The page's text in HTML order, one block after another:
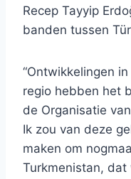
Recep Tayyip
banden tussen
“Ontwikkelingen
regio hebben het
de Organisatie
Ik zou van deze
maken om
Turkmenistan,